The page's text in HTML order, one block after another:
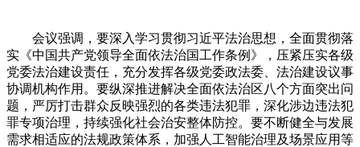
会议强调，要深入学习贯彻习近平法治思想，全面贯彻落
实《中国共产党领导全面依法治国工作条例》，压紧压实各级
党委法治建设责任，充分发挥各级党委政法委、法治建设议事
协调机构作用。要纵深推进解决全面依法治区八个方面突出问
题，严厉打击群众反映强烈的各类违法犯罪，深化涉边违法犯
罪专项治理，持续强化社会治安整体防控。要不断健全与发展
需求相适应的法规政策体系，加强人工智能治理及场景应用等